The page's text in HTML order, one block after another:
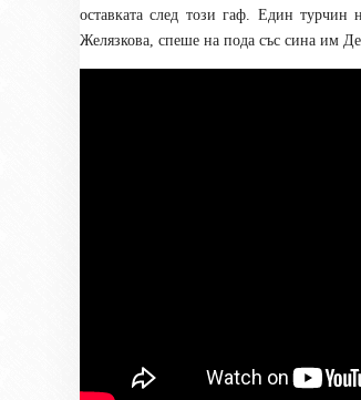
оставката след този гаф. Един
Желязкова, спеше на пода със сина им